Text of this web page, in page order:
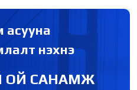
асууна
нэхнэ
ОЙ САНАМЖ